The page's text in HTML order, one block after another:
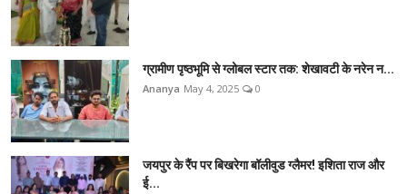
ग्रामीण पृष्ठभूमि से ग्लोबल स्टार तक: शेखावटी के नरेन न...
Ananya May 4, 2025 0
जयपुर के रैंप पर बिखरेगा बॉलीवुड ग्लैमर! इशिता राज और
ई...